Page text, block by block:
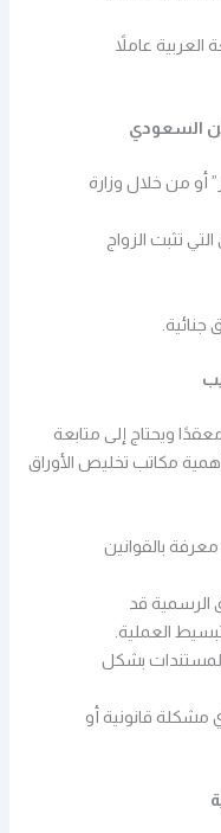
العربية عاملاً
السعودي
أو من خلال وزارة
تثبت الزواج
ويحتاج إلى متابعة
مكاتب تخليص الأوراق
بالقوانين
الرسمية قد
العملية.
بشكل
قانونية أو